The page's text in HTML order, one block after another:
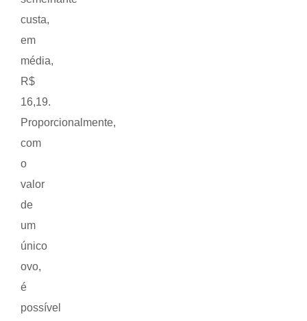
custa,
em
média,
R$
16,19.
Proporcionalmente,
com
o
valor
de
um
único
ovo,
é
possível